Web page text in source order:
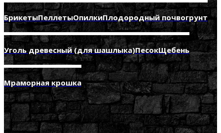
БрикетыПеллетыОпилкиПлодородный почвогрунт
Уголь древесный (для шашлыка)ПесокЩебень
Мраморная крошка